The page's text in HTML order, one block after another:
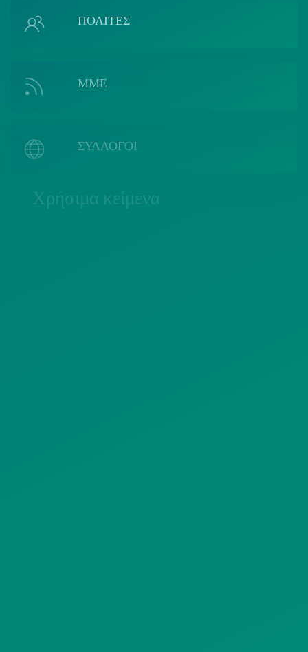
ΠΟΛΙΤΕΣ
ΜΜΕ
ΣΥΛΛΟΓΟΙ
Χρήσιμα κείμενα